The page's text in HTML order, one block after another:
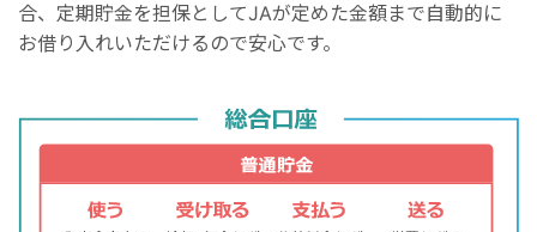
合、定期貯金を担保としてJAが定めた金額まで自動的に
お借り入れいただけるので安心です。